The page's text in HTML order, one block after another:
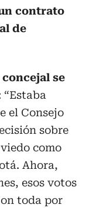
contrato
de
concejal se
“Estaba
el Consejo
sobre
como
Ahora,
esos votos
toda por